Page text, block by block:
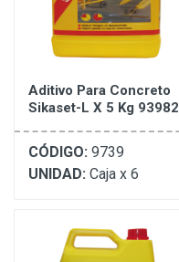
Aditivo Para Concreto
Sikaset-L X 5 Kg 93982
CÓDIGO: 9739
UNIDAD: Caja x 6